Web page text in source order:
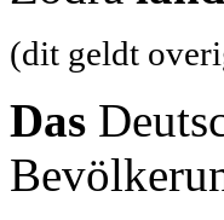
(dit geldt
Das